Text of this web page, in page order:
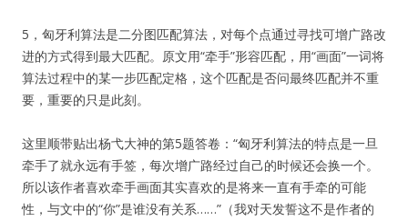
5，匈牙利算法是二分图匹配算法，对每个点通过寻找可增广路改
进的方式得到最大匹配。原文用“牵手”形容匹配，用“画面”一词将
算法过程中的某一步匹配定格，这个匹配是否问最终匹配并不重
要，重要的只是此刻。
这里顺带贴出杨弋大神的第5题答卷：“匈牙利算法的特点是一旦
牵手了就永远有手签，每次增广路经过自己的时候还会换一个。
所以该作者喜欢牵手画面其实喜欢的是将来一直有手牵的可能
性，与文中的“你”是谁没有关系……”（我对天发誓这不是作者的